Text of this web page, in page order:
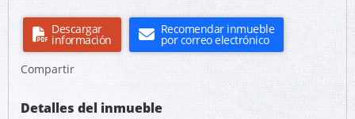
Descargar
información
Recomendar inmueble
por correo electrónico
Compartir
Detalles del inmueble